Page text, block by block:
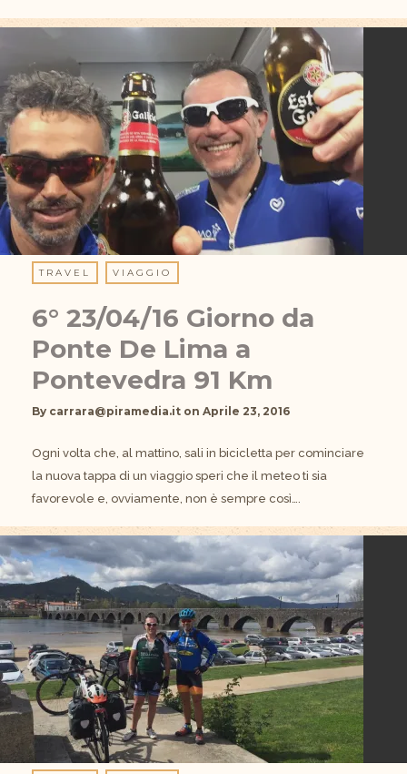
TRAVEL VIAGGIO
6° 23/04/16 Giorno da
Ponte De Lima a
Pontevedra 91 Km
By carrara@piramedia.it on Aprile 23, 2016
Ogni volta che, al mattino, sali in bicicletta per cominciare
la nuova tappa di un viaggio speri che il meteo ti sia
favorevole e, ovviamente, non è sempre così….